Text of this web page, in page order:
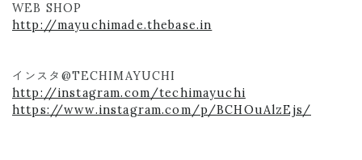
WEB SHOP
http://mayuchimade.thebase.in
インスタ@TECHIMAYUCHI
http://instagram.com/techimayuchi
https://www.instagram.com/p/BCHOuAlzEjs/